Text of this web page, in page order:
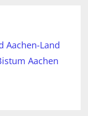
Aachen-Land
Aachen